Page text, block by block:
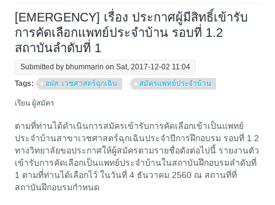
[EMERGENCY] เรื่อง ประกาศผู้มีสิทธิ์เข้ารับ
การคัดเลือกแพทย์ประจำบ้าน รอบที่ 1.2
สถาบันลำดับที่ 1
Submitted by bhummarin on Sat, 2017-12-02 11:04
Tags:
อฝส. เวชศาสตร์ฉุกเฉิน สมัครแพทย์ประจำบ้าน
เรียน ผู้สมัคร
ตามที่ท่านได้ดำเนินการสมัครเข้ารับการคัดเลือกเข้าเป็นแพทย์
ประจำบ้านสาขาเวชศาสตร์ฉุกเฉินประจำปีการฝึกอบรม รอบที่ 1.2
ทางวิทยาลัยขอประกาศให้ผู้สมัครตามรายชื่อดังต่อไปนี้ รายงานตัว
เข้ารับการคัดเลือกเป็นแพทย์ประจำบ้านในสถาบันฝึกอบรมลำดับที่
1 ตามที่่ท่านได้เลือกไว้ ในวันที่ 4 ธันวาคม 2560 ณ สถานที่ที่
สถาบันฝึกอบรมกำหนด